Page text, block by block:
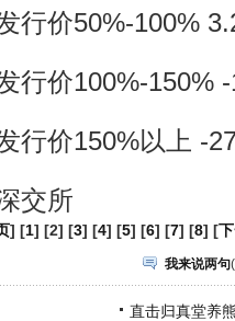
50%-100%
100%-150% -
150%以上 -
所
] [1] [2] [3] [4] [5] [6] [7] [8] [
我来说两句(
直击归真堂养